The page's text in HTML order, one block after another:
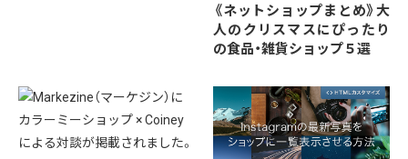
《ネットショップまとめ》大
人のクリスマスにぴったり
の食品・雑貨ショップ５選